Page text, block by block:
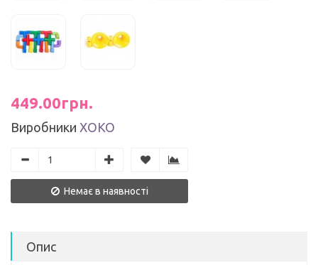
449.00грн.
Виробники ХОКО
Немає в наявності
Опис